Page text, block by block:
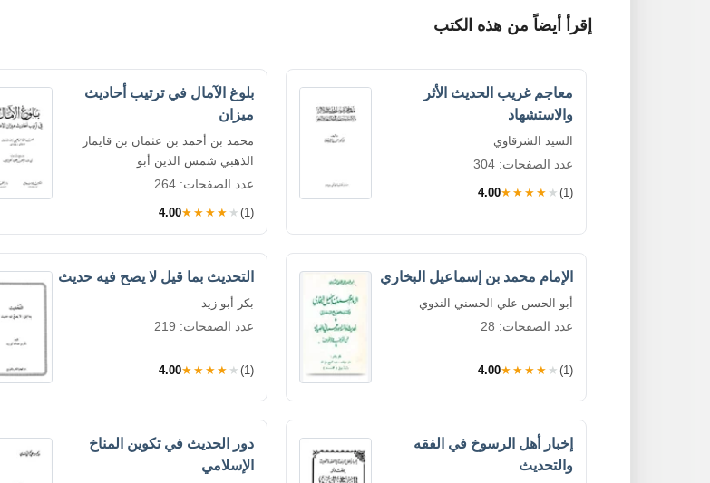
إقرأ أيضاً من هذه الكتب
معاجم غريب الحديث الأثر
والاستشهاد
السيد الشرقاوي
عدد الصفحات: 304
4.00★★★★★ (1)
بلوغ الآمال في ترتيب أحاديث
ميزان
محمد بن أحمد بن عثمان بن قايماز
الذهبي شمس الدين أبو
عدد الصفحات: 264
4.00★★★★★ (1)
الإمام محمد بن إسماعيل البخاري
أبو الحسن علي الحسني الندوي
عدد الصفحات: 28
4.00★★★★★ (1)
التحديث بما قيل لا يصح فيه حديث
بكر أبو زيد
عدد الصفحات: 219
4.00★★★★★ (1)
إخبار أهل الرسوخ في الفقه
والتحديث
دور الحديث في تكوين المناخ
الإسلامي